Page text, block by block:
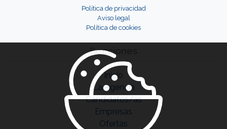
Política de privacidad
Aviso legal
Política de cookies
Secciones
Inicio
La Agencia
Candidatos/as
Empresas
Ofertas